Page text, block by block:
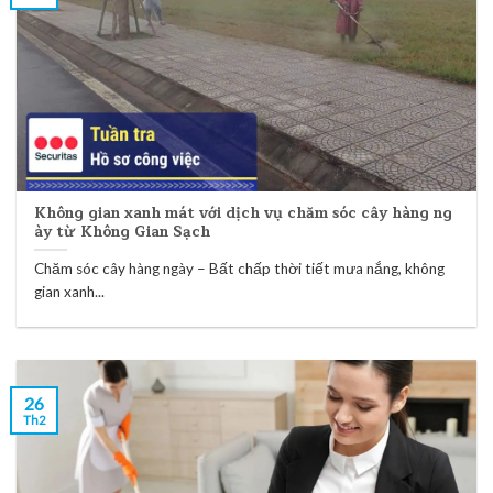
Không gian xanh mát với dịch vụ chăm sóc cây hàng ng
ày từ Không Gian Sạch
Chăm sóc cây hàng ngày – Bất chấp thời tiết mưa nắng, không
gian xanh...
26
Th2